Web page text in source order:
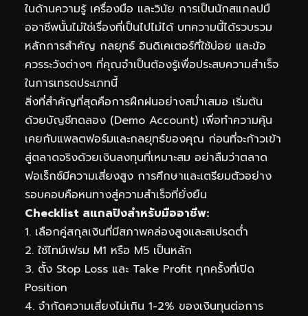
ในด้านความรู้ เครื่องมือ และวินัย การเป็นนักสแกลปมื
ออาชีพนั้นไม่ใช่เรื่องที่เป็นไปไม่ได้ บทความนี้ได้รวบรวม
หลักการสำคัญ กลยุทธ์ อินดิเคเตอร์ที่ใช้บ่อย และข้อ
ควรระวังต่างๆ ที่คุณจำเป็นต้องรู้เพื่อประสบความสำเร็จ
ในการเทรดประเภทนี้
สิ่งที่สำคัญที่สุดคือการฝึกฝนอย่างสม่ำเสมอ เริ่มต้น
ด้วยบัญชีทดลอง (Demo Account) เพื่อทำความคุ้น
เคยกับแพลตฟอร์มและกลยุทธ์ของคุณ ก่อนที่จะก้าวเข้า
สู่ตลาดจริงด้วยเงินลงทุนที่เหมาะสม อย่าลืมว่าตลาด
ฟอเร็กซ์มีความเสี่ยงสูง การศึกษาและเตรียมตัวอย่าง
รอบคอบคือหนทางสู่ความสำเร็จที่ยั่งยืน
Checklist สแกลปิงสำหรับมืออาชีพ:
1. เลือกคู่สกุลเงินที่มีสภาพคล่องสูงและสเปรดต่ำ
2. ใช้ไทม์เฟรม M1 หรือ M5 เป็นหลัก
3. ตั้ง Stop Loss และ Take Profit ทุกครั้งที่เปิด
Position
4. จำกัดความเสี่ยงไม่เกิน 1-2% ของเงินทุนต่อการ